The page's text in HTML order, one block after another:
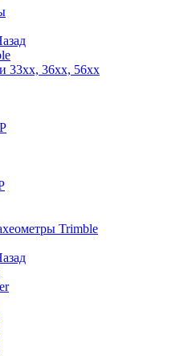
33xx, 36xx, 56xx
Trimble